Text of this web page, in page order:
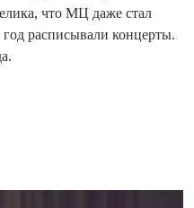
что МЦ даже стал
расписывали концерты.